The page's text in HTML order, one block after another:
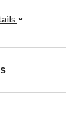
à chaque